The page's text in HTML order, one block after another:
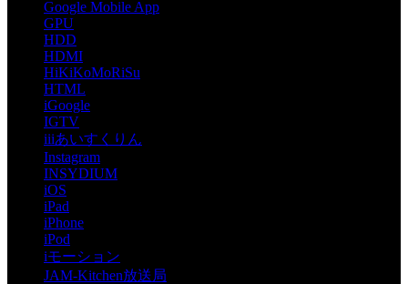
Google Mobile App
GPU
HDD
HDMI
HiKiKoMoRiSu
HTML
iGoogle
IGTV
iiiあいすくりん
Instagram
INSYDIUM
iOS
iPad
iPhone
iPod
iモーション
JAM-Kitchen放送局